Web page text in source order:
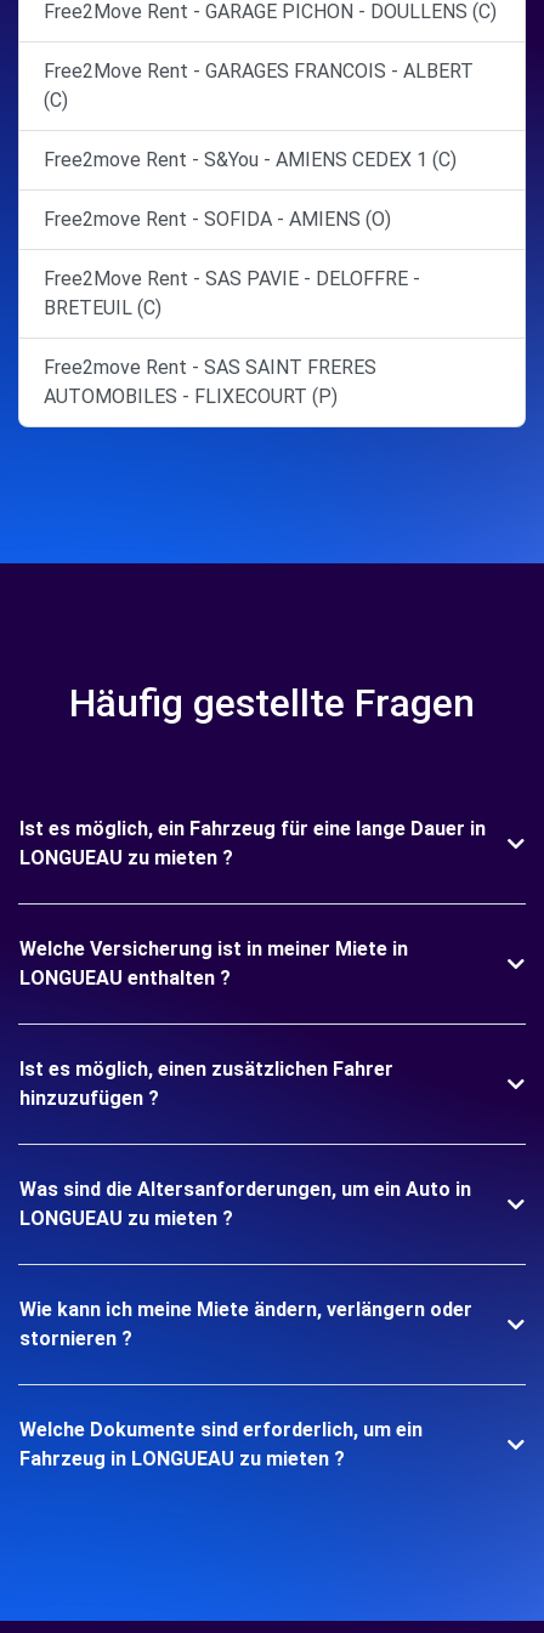
Free2Move Rent - GARAGE PICHON - DOULLENS (C)
Free2Move Rent - GARAGES FRANCOIS - ALBERT
(C)
Free2move Rent - S&You - AMIENS CEDEX 1 (C)
Free2move Rent - SOFIDA - AMIENS (O)
Free2Move Rent - SAS PAVIE - DELOFFRE -
BRETEUIL (C)
Free2move Rent - SAS SAINT FRERES
AUTOMOBILES - FLIXECOURT (P)
Häufig gestellte Fragen
Ist es möglich, ein Fahrzeug für eine lange Dauer in
LONGUEAU zu mieten ?
Welche Versicherung ist in meiner Miete in
LONGUEAU enthalten ?
Ist es möglich, einen zusätzlichen Fahrer
hinzuzufügen ?
Was sind die Altersanforderungen, um ein Auto in
LONGUEAU zu mieten ?
Wie kann ich meine Miete ändern, verlängern oder
stornieren ?
Welche Dokumente sind erforderlich, um ein
Fahrzeug in LONGUEAU zu mieten ?